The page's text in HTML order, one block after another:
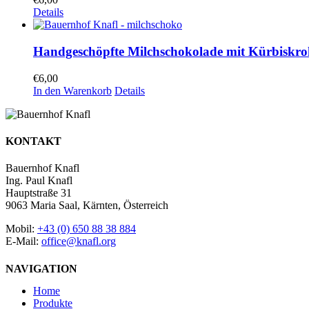
Details
Handgeschöpfte Milchschokolade mit
€6,00
In den Warenkorb Details
KONTAKT
Bauernhof Knafl
Ing. Paul Knafl
Hauptstraße 31
9063 Maria Saal, Kärnten, Österreich
Mobil: +43 (0) 650 88 38 884
E-Mail: office@knafl.org
NAVIGATION
Home
Produkte